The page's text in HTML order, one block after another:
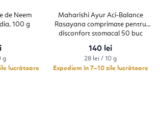
de Neem
100 g
g
lucrătoare
Maharishi Ayur Aci-Balance
Rasayana comprimate pentru
disconfort stomacal 50 buc
140 lei
Evaluare
preţ:
28 lei / 10 g
Expediem în 7–10 zile lucrătoare